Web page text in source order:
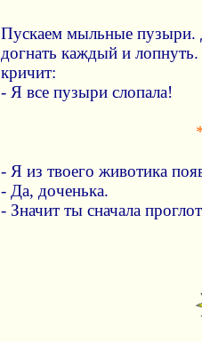
Пускаем мыльные пузыри.
догнать каждый и
кричит:
- Я все пузыри слопала!
- Я из твоего животика
- Да, доченька.
- Значит ты сначала